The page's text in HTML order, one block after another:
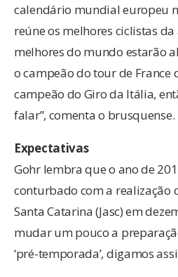
calendário mundial europeu
reúne os melhores ciclistas
melhores do mundo estarão
o campeão do tour de France
campeão do Giro da Itália,
falar”, comenta o brusquense.
Expectativas
Gohr lembra que o ano de
conturbado com a realização
Santa Catarina (Jasc) em
mudar um pouco a
‘pré-temporada’, digamos